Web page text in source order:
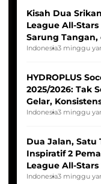
Kisah Dua
League All-
Sarung
Pernah Padam
Indonesia3 minggu
HYDROPLUS
2025/2026: Tak
Gelar,
Indonesia3 minggu
Dua Jalan, Satu
Inspiratif 2
League All-
Seleksi Timnas
Indonesia3 minggu